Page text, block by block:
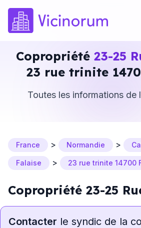
Copropriété 23-25
23 rue trinite
Toutes les informations de
France > Normandie >
Falaise > 23 rue trinite 14700
Copropriété 23-25
Contacter le syndic de la